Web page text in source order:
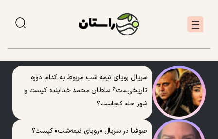
سریال رویای نیمه شب مربوط به کدام دوره
تاریخی‌ست؟ سلطان محمد خدابنده کیست و
شهر حله کجاست؟
صوفیا در سریال «رویای نیمه‌شب» کیست؟